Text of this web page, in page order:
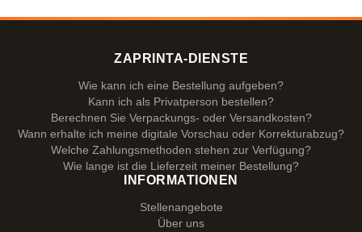
ZAPRINTA-DIENSTE
Wie kann ich eine Bestellung aufgeben?
Kann ich als Privatperson bestellen?
Berechnen Sie Verpackungs- oder Versandkosten?
Wann erhalte ich meine digitale Vorschau oder Korrekturabzug?
Welche Zahlungsmethoden stehen zur Verfügung?
Wie lange ist die Lieferzeit meiner Bestellung?
INFORMATIONEN
Stellenangebote
Über uns